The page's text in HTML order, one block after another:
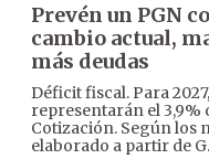
Prevén un PGN
cambio actual,
más deudas
Déficit fiscal. Para
representarán el 3,9%
Cotización. Según los
elaborado a partir de